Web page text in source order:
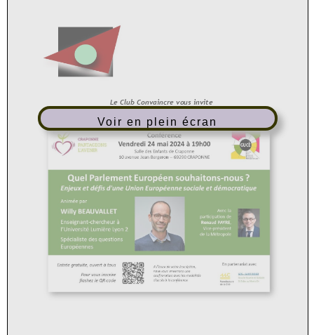
Voir en plein écran